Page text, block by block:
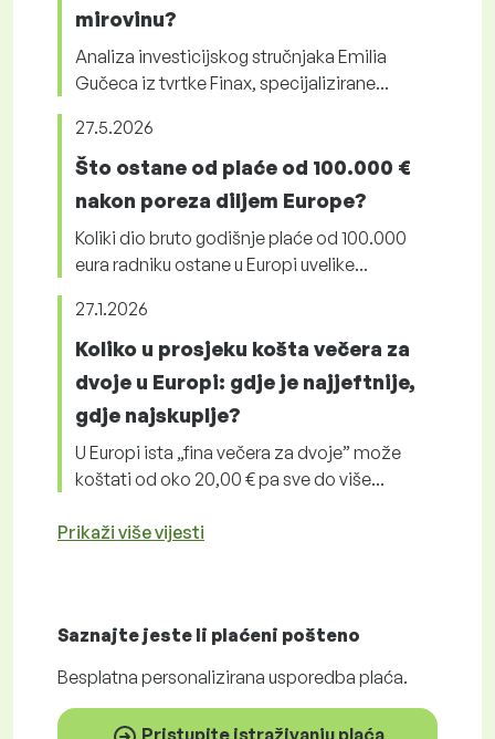
mirovinu?
Analiza investicijskog stručnjaka Emilia
Gučeca iz tvrtke Finax, specijalizirane...
27.5.2026
Što ostane od plaće od 100.000 €
nakon poreza diljem Europe?
Koliki dio bruto godišnje plaće od 100.000
eura radniku ostane u Europi uvelike...
27.1.2026
Koliko u prosjeku košta večera za
dvoje u Europi: gdje je najjeftnije,
gdje najskuplje?
U Europi ista „fina večera za dvoje” može
koštati od oko 20,00 € pa sve do više...
Prikaži više vijesti
Saznajte jeste li plaćeni pošteno
Besplatna personalizirana usporedba plaća.